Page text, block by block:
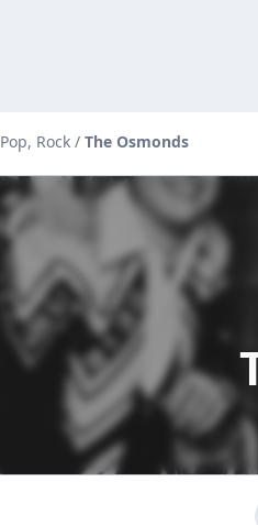
Pop, Rock / The Osmonds